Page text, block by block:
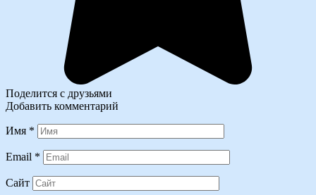
Поделится с друзьями
Добавить комментарий
Имя *
Email *
Сайт